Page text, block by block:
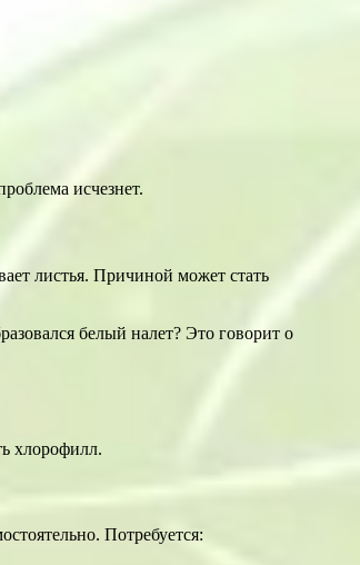
исчезнет.
листья. Причиной может стать
белый налет? Это говорит о
хлорофилл.
Потребуется: